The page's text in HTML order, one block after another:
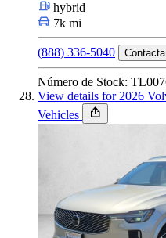
hybrid
7k mi
(888) 336-5040 Contacta
Número de Stock:
View details for 2026
Vehicles